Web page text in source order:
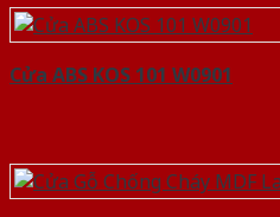
Cửa ABS KOS 101 W0901